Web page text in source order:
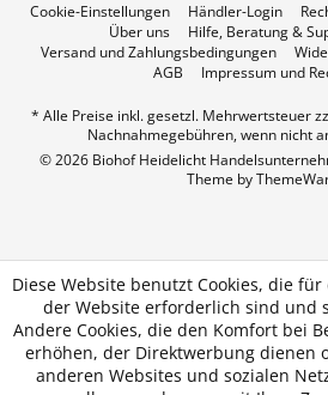
Cookie-Einstellungen Händler-Login
Über uns
Hilfe, Beratung &
Versand und Zahlungsbedingungen
AGB
Impressum und
* Alle Preise inkl. gesetzl. Mehrwertsteuer
Nachnahmegebühren, wenn nicht
© 2026 Biohof Heidelicht
Theme by
Diese Website benutzt Cookies, die
der Website erforderlich sind und
Andere Cookies, die den Komfort bei
erhöhen, der Direktwerbung dienen
anderen Websites und sozialen